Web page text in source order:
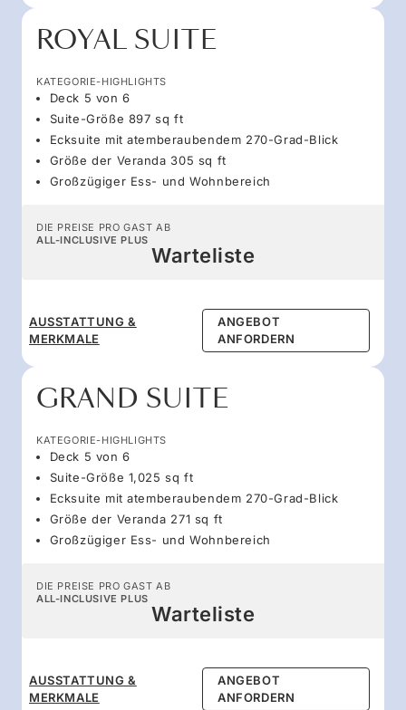
ROYAL SUITE
KATEGORIE-HIGHLIGHTS
Deck 5 von 6
Suite-Größe 897 sq ft
Ecksuite mit atemberaubendem 270-Grad-Blick
Größe der Veranda 305 sq ft
Großzügiger Ess- und Wohnbereich
DIE PREISE PRO GAST AB
ALL-INCLUSIVE PLUS
Warteliste
AUSSTATTUNG &
MERKMALE
ANGEBOT
ANFORDERN
GRAND SUITE
KATEGORIE-HIGHLIGHTS
Deck 5 von 6
Suite-Größe 1,025 sq ft
Ecksuite mit atemberaubendem 270-Grad-Blick
Größe der Veranda 271 sq ft
Großzügiger Ess- und Wohnbereich
DIE PREISE PRO GAST AB
ALL-INCLUSIVE PLUS
Warteliste
AUSSTATTUNG &
MERKMALE
ANGEBOT
ANFORDERN